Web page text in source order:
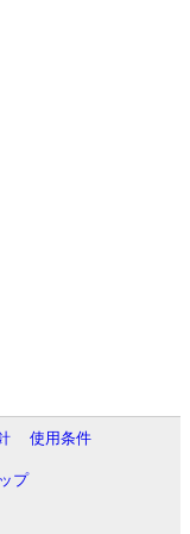
使用条件
プ